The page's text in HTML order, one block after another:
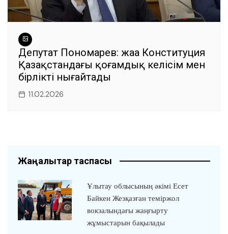
Депутат Пономарев: жаңа Конституция
Қазақстандағы қоғамдық келісім мен
бірлікті нығайтады
11.02.2026
Жаңалықтар таспасы
Ұлытау облысының әкімі Есет
Байкен Жезқазған теміржол
вокзалындағы жаңғырту
жұмыстарын бақылады